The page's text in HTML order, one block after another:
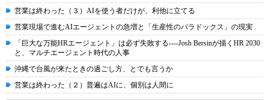
営業は終わった（３）AIを使う者だけが、利他に立てる
営業現場で進むAIエージェントの急増と「生産性のパラドックス」の現実
「巨大な万能HRエージェント」は必ず失敗する----Josh Bersinが描くHR 2030
と、マルチエージェント時代の人事
沖縄で台風が来たときの過ごし方、とでも言うか
営業は終わった（２）普遍はAIに、個別は人間に